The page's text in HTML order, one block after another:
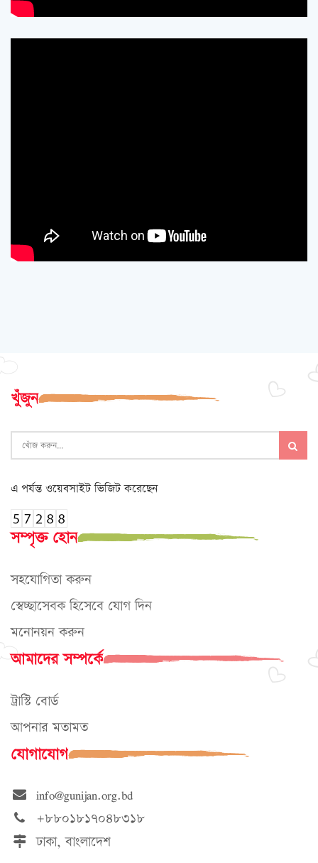
খুঁজুন
এ পর্যন্ত ওয়েবসাইট ভিজিট করেছেন
সম্পৃক্ত হোন
সহযোগিতা করুন
স্বেচ্ছাসেবক হিসেবে যোগ দিন
মনোনয়ন করুন
আমাদের সম্পর্কে
ট্রাস্টি বোর্ড
আপনার মতামত
যোগাযোগ
info@gunijan.org.bd
+৮৮০১৮১৭০৪৮৩১৮
ঢাকা, বাংলাদেশ